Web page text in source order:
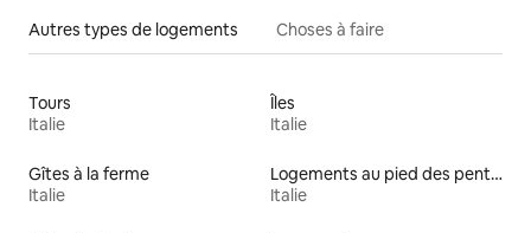
Autres types de logements Choses à faire
Tours
Italie
Îles
Italie
Gîtes à la ferme
Italie
Logements au pied des pentes à louer
Italie